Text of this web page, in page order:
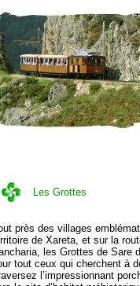
Les Grottes
près des villages
de Xareta, et sur la
les Grottes de Sare
tout ceux qui cherchent à
l’impressionnant